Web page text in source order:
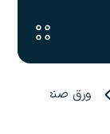
ورق صنعتی